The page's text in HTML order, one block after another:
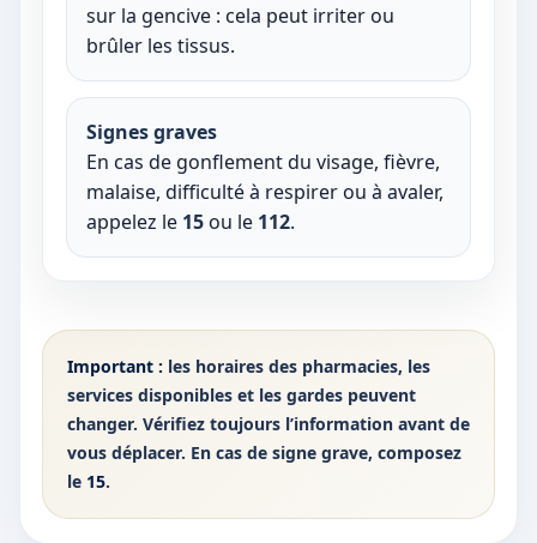
sur la gencive : cela peut irriter ou
brûler les tissus.
Signes graves
En cas de gonflement du visage, fièvre,
malaise, difficulté à respirer ou à avaler,
appelez le 15ou le 112.
Important : les horaires des pharmacies, les
services disponibles et les gardes peuvent
changer. Vérifiez toujours l’information avant de
vous déplacer. En cas de signe grave, composez
le 15.